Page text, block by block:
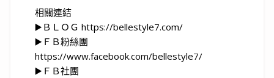
相關連結
▶️ＢＬＯＧ https://bellestyle7.com/
▶️ＦＢ粉絲團
https://www.facebook.com/bellestyle7/
▶️ＦＢ社團